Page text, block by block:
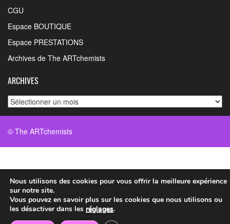
CGU
Espace BOUTIQUE
Espace PRESTATIONS
Archives de The ARTchemists
ARCHIVES
Archives
© The ARTchemists
Nous utilisons des cookies pour vous offrir la meilleure expérience
sur notre site.
Vous pouvez en savoir plus sur les cookies que nous utilisons ou
les désactiver dans les réglages.